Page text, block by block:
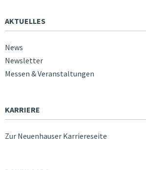
AKTUELLES
News
Newsletter
Messen & Veranstaltungen
KARRIERE
Zur Neuenhauser Karriereseite